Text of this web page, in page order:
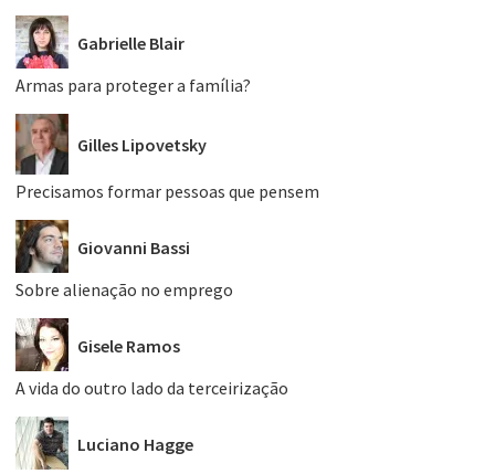
Gabrielle Blair
Armas para proteger a família?
Gilles Lipovetsky
Precisamos formar pessoas que pensem
Giovanni Bassi
Sobre alienação no emprego
Gisele Ramos
A vida do outro lado da terceirização
Luciano Hagge